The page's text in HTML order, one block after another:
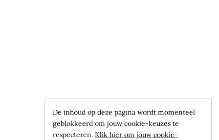
De inhoud op deze pagina wordt momenteel
geblokkeerd om jouw cookie-keuzes te
respecteren. Klik hier om jouw cookie-